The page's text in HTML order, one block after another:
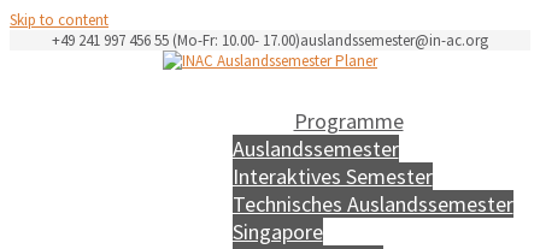
Skip to content
+49 241 997 456 55 (Mo-Fr: 10.00- 17.00)auslandssemester@in-ac.org
Programme
Auslandssemester
Interaktives Semester
Technisches Auslandssemester
Singapore